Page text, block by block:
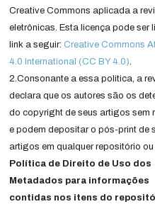
Creative Commons aplicada a
eletrônicas. Esta licença pode ser
link a seguir:Creative Commons
4.0 International (CC BY 4.0).
2.Consonante a essa politica, a
declara que os autores são os
do copyright de seus artigos sem
e podem depositar o pós-print de
artigos em qualquer repositório ou
Política de Direito de Uso dos
Metadados para informações
contidas nos itens do